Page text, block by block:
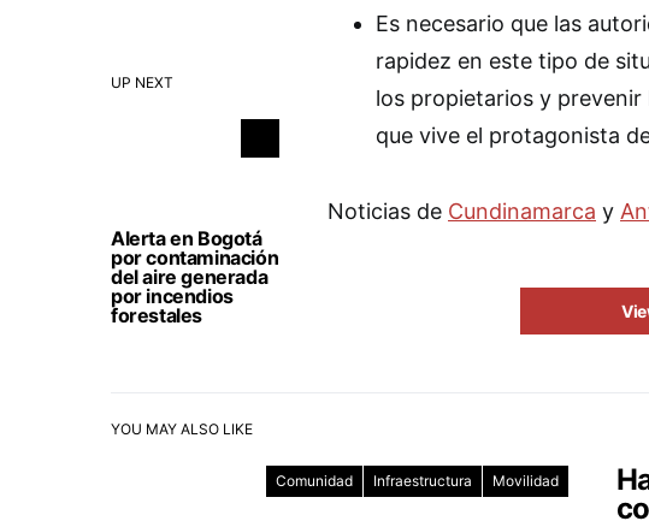
UP NEXT
Alerta en Bogotá
por contaminación
del aire generada
por incendios
forestales
Es necesario que las
rapidez en este tipo de
los propietarios y
que vive el protagonista
Noticias de Cundinamarca y
YOU MAY ALSO LIKE
Comunidad Infraestructura Movilidad